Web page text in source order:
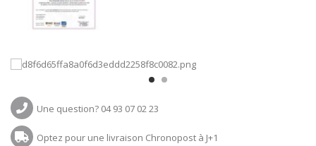
Une question? 04 93 07 02 23
Optez pour une livraison Chronopost à J+1